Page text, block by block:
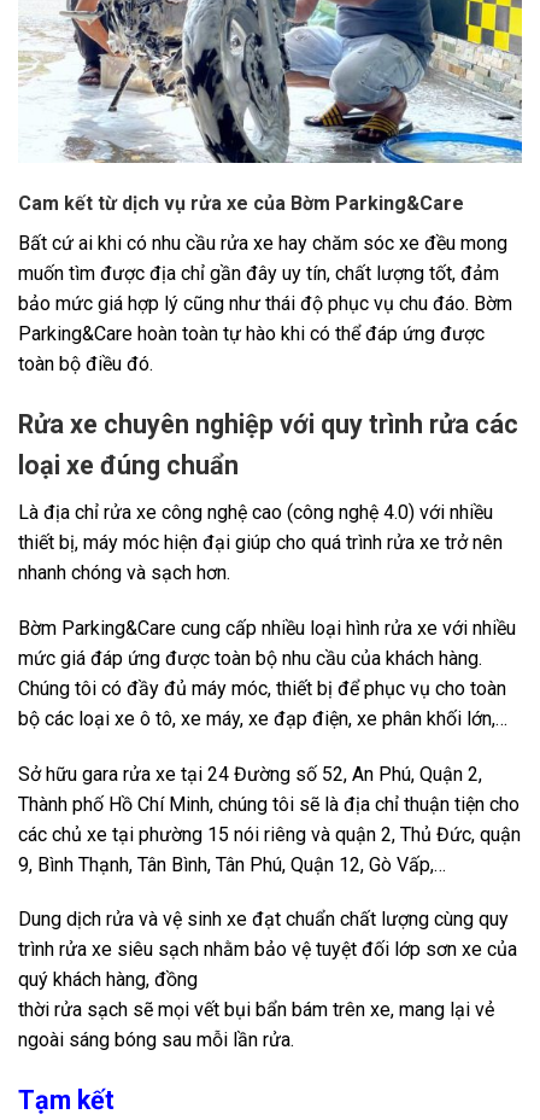
Cam kết từ dịch vụ rửa xe của Bờm Parking&Care
Bất cứ ai khi có nhu cầu rửa xe hay chăm sóc xe đều mong
muốn tìm được địa chỉ gần đây uy tín, chất lượng tốt, đảm
bảo mức giá hợp lý cũng như thái độ phục vụ chu đáo. Bờm
Parking&Care hoàn toàn tự hào khi có thể đáp ứng được
toàn bộ điều đó.
Rửa xe chuyên nghiệp với quy trình rửa các
loại xe đúng chuẩn
Là địa chỉ rửa xe công nghệ cao (công nghệ 4.0) với nhiều
thiết bị, máy móc hiện đại giúp cho quá trình rửa xe trở nên
nhanh chóng và sạch hơn.
Bờm Parking&Care cung cấp nhiều loại hình rửa xe với nhiều
mức giá đáp ứng được toàn bộ nhu cầu của khách hàng.
Chúng tôi có đầy đủ máy móc, thiết bị để phục vụ cho toàn
bộ các loại xe ô tô, xe máy, xe đạp điện, xe phân khối lớn,…
Sở hữu gara rửa xe tại 24 Đường số 52, An Phú, Quận 2,
Thành phố Hồ Chí Minh, chúng tôi sẽ là địa chỉ thuận tiện cho
các chủ xe tại phường 15 nói riêng và quận 2, Thủ Đức, quận
9, Bình Thạnh, Tân Bình, Tân Phú, Quận 12, Gò Vấp,…
Dung dịch rửa và vệ sinh xe đạt chuẩn chất lượng cùng quy
trình rửa xe siêu sạch nhằm bảo vệ tuyệt đối lớp sơn xe của
quý khách hàng, đồng
thời rửa sạch sẽ mọi vết bụi bẩn bám trên xe, mang lại vẻ
ngoài sáng bóng sau mỗi lần rửa.
Tạm kết